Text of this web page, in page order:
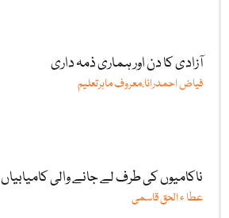
آزادی کا دن اور ہماری ذمہ داری
فیاض احمدرانا،معروف ماہرتعلیم
ناکامیوں کی طرف لے جانے والی کامیابیاں
عطا ء الحق قاسمی